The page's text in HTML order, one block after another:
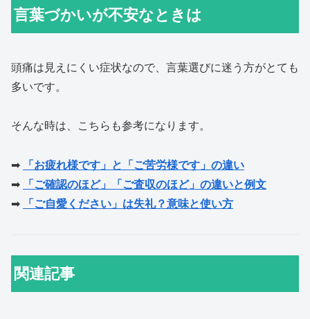
言葉づかいが不安なときは
頭痛は見えにくい症状なので、言葉選びに迷う方がとても
多いです。
そんな時は、こちらも参考になります。
➡
「お疲れ様です」と「ご苦労様です」の違い
➡
「ご確認のほど」「ご査収のほど」の違いと例文
➡
「ご自愛ください」は失礼？意味と使い方
関連記事